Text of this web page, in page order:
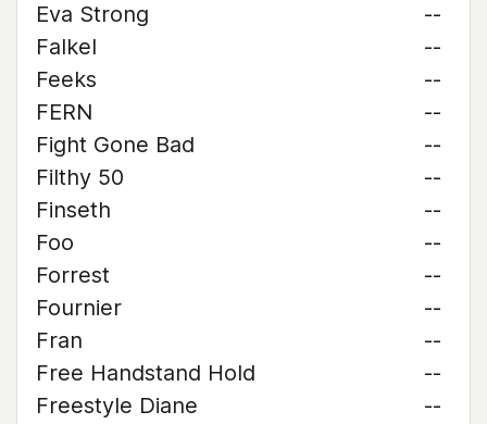
Eva Strong
--
Falkel
--
Feeks
--
FERN
--
Fight Gone Bad
--
Filthy 50
--
Finseth
--
Foo
--
Forrest
--
Fournier
--
Fran
--
Free Handstand Hold
--
Freestyle Diane
--